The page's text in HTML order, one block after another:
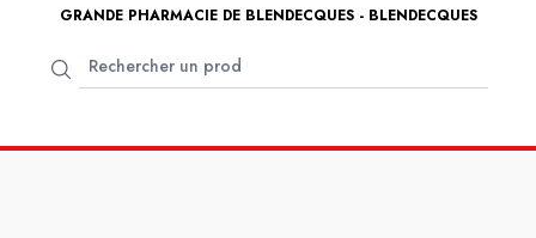
GRANDE PHARMACIE DE BLENDECQUES - BLENDECQUES